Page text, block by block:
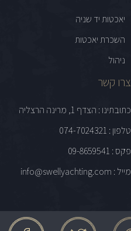
יאכטות יד שניה
השכרת יאכטות
ניהול
צרו קשר
כתובתינו : הצדף 1, מרינה הרצליה
טלפון : 074-7024321
פקס : 09-8659541
מייל : info@swellyachting.com